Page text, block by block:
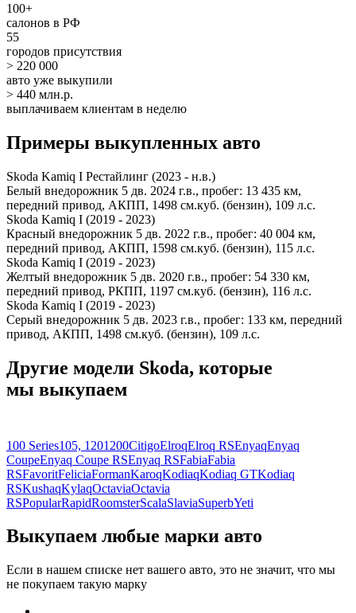
100+
салонов в РФ
55
городов присутствия
> 220 000
авто уже выкупили
> 440 млн.р.
выплачиваем клиентам в неделю
Примеры выкупленных авто
Skoda Kamiq I Рестайлинг (2023 - н.в.)
Белый внедорожник 5 дв. 2024 г.в., пробег: 13 435 км,
передний привод, АКПП, 1498 см.куб. (бензин), 109 л.с.
Skoda Kamiq I (2019 - 2023)
Красный внедорожник 5 дв. 2022 г.в., пробег: 40 004 км,
передний привод, АКПП, 1598 см.куб. (бензин), 115 л.с.
Skoda Kamiq I (2019 - 2023)
Желтый внедорожник 5 дв. 2020 г.в., пробег: 54 330 км,
передний привод, РКПП, 1197 см.куб. (бензин), 116 л.с.
Skoda Kamiq I (2019 - 2023)
Серый внедорожник 5 дв. 2023 г.в., пробег: 133 км, передний
привод, АКПП, 1498 см.куб. (бензин), 109 л.с.
Другие модели Skoda, которые
мы выкупаем
100 Series105, 1201200CitigoElroqElroq RSEnyaqEnyaq
CoupeEnyaq Coupe RSEnyaq RSFabiaFabia
RSFavoritFeliciaFormanKaroqKodiaqKodiaq GTKodiaq
RSKushaqKylaqOctaviaOctavia
RSPopularRapidRoomsterScalaSlaviaSuperbYeti
Выкупаем любые марки авто
Если в нашем списке нет вашего авто, это не значит, что мы
не покупаем такую марку